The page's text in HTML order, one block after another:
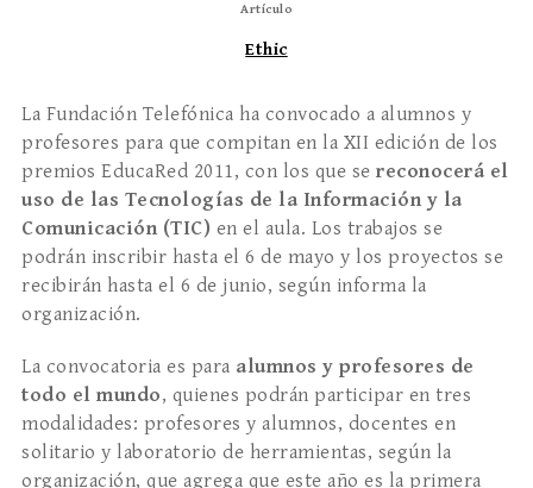
Artículo
Ethic
La Fundación Telefónica ha convocado a alumnos y
profesores para que compitan en la XII edición de los
premios EducaRed 2011, con los que se reconocerá el
uso de las Tecnologías de la Información y la
Comunicación (TIC) en el aula. Los trabajos se
podrán inscribir hasta el 6 de mayo y los proyectos se
recibirán hasta el 6 de junio, según informa la
organización.
La convocatoria es para alumnos y profesores de
todo el mundo, quienes podrán participar en tres
modalidades: profesores y alumnos, docentes en
solitario y laboratorio de herramientas, según la
organización, que agrega que este año es la primera